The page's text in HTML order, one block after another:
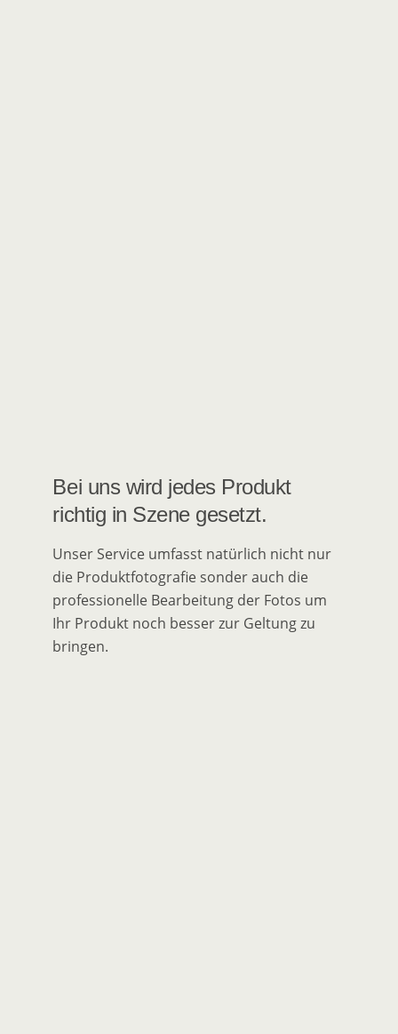
Bei uns wird jedes Produkt
richtig in Szene gesetzt.
Unser Service umfasst natürlich nicht nur
die Produktfotografie sonder auch die
professionelle Bearbeitung der Fotos um
Ihr Produkt noch besser zur Geltung zu
bringen.